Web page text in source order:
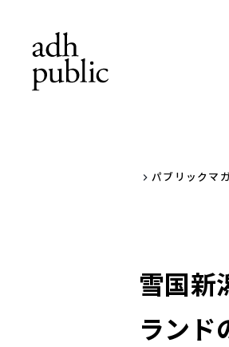
パブリックマ
雪国新
ランド